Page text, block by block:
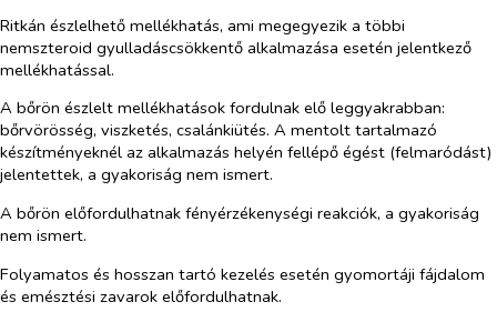
Ritkán észlelhető mellékhatás, ami megegyezik a többi
nemszteroid gyulladáscsökkentő alkalmazása esetén jelentkező
mellékhatással.
A bőrön észlelt mellékhatások fordulnak elő leggyakrabban:
bőrvörösség, viszketés, csalánkiütés. A mentolt tartalmazó
készítményeknél az alkalmazás helyén fellépő égést (felmaródást)
jelentettek, a gyakoriság nem ismert.
A bőrön előfordulhatnak fényérzékenységi reakciók, a gyakoriság
nem ismert.
Folyamatos és hosszan tartó kezelés esetén gyomortáji fájdalom
és emésztési zavarok előfordulhatnak.